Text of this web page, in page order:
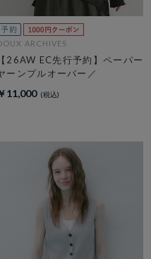
ARCHIVES
【26AW EC先行予約】ペーパー
ーンプルオーバー／
11,000